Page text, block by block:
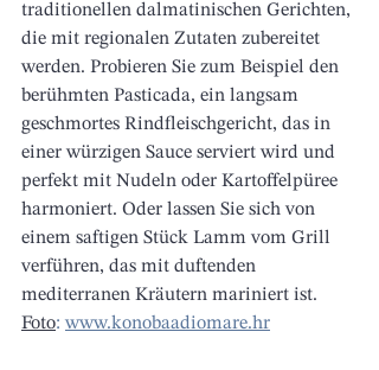
traditionellen dalmatinischen Gerichten,
die mit regionalen Zutaten zubereitet
werden. Probieren Sie zum Beispiel den
berühmten Pasticada, ein langsam
geschmortes Rindfleischgericht, das in
einer würzigen Sauce serviert wird und
perfekt mit Nudeln oder Kartoffelpüree
harmoniert. Oder lassen Sie sich von
einem saftigen Stück Lamm vom Grill
verführen, das mit duftenden
mediterranen Kräutern mariniert ist.
Foto: www.konobaadiomare.hr